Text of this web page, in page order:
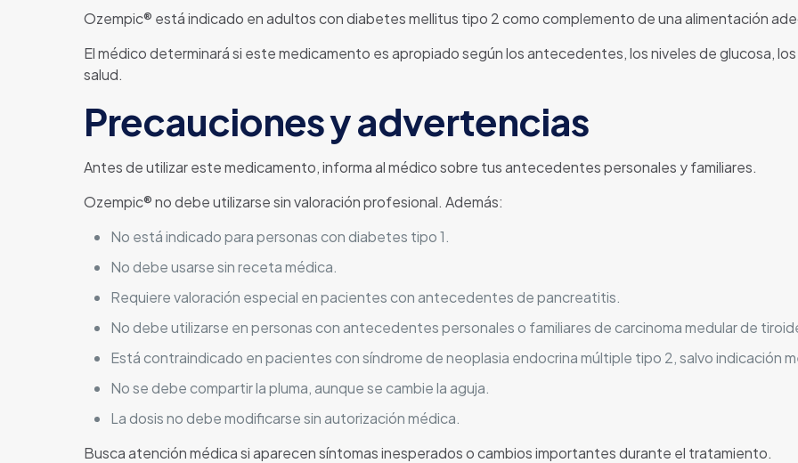
Ozempic® está indicado en adultos con diabetes mellitus tipo 2 como complemento de una alimentación
El médico determinará si este medicamento es apropiado según los antecedentes, los niveles de glucosa,
salud.
Precauciones y advertencias
Antes de utilizar este medicamento, informa al médico sobre tus antecedentes personales y familiares.
Ozempic® no debe utilizarse sin valoración profesional. Además:
No está indicado para personas con diabetes tipo 1.
No debe usarse sin receta médica.
Requiere valoración especial en pacientes con antecedentes de pancreatitis.
No debe utilizarse en personas con antecedentes personales o familiares de carcinoma medular de
Está contraindicado en pacientes con síndrome de neoplasia endocrina múltiple tipo 2, salvo indicación
No se debe compartir la pluma, aunque se cambie la aguja.
La dosis no debe modificarse sin autorización médica.
Busca atención médica si aparecen síntomas inesperados o cambios importantes durante el tratamiento.